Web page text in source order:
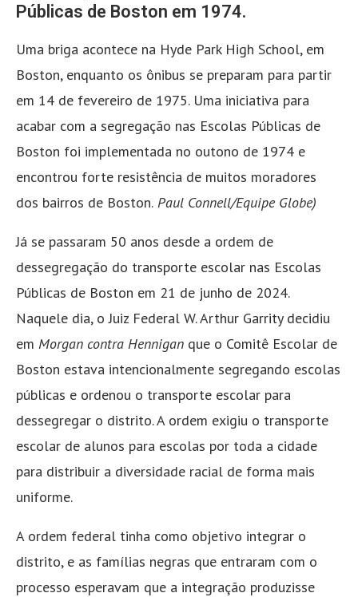
Públicas de Boston em 1974.
Uma briga acontece na Hyde Park High School, em
Boston, enquanto os ônibus se preparam para partir
em 14 de fevereiro de 1975. Uma iniciativa para
acabar com a segregação nas Escolas Públicas de
Boston foi implementada no outono de 1974 e
encontrou forte resistência de muitos moradores
dos bairros de Boston. Paul Connell/Equipe Globe)
Já se passaram 50 anos desde a ordem de
dessegregação do transporte escolar nas Escolas
Públicas de Boston em 21 de junho de 2024.
Naquele dia, o Juiz Federal W. Arthur Garrity decidiu
em Morgan contra Hennigan que o Comitê Escolar de
Boston estava intencionalmente segregando escolas
públicas e ordenou o transporte escolar para
dessegregar o distrito. A ordem exigiu o transporte
escolar de alunos para escolas por toda a cidade
para distribuir a diversidade racial de forma mais
uniforme.
A ordem federal tinha como objetivo integrar o
distrito, e as famílias negras que entraram com o
processo esperavam que a integração produzisse